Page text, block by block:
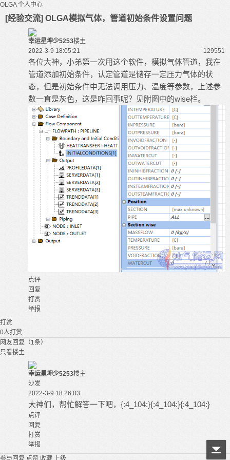
OLGA 个人中心
[经验交流] OLGA模拟气体，管道初始条件设置问题
幸运星坤少5253楼主
2022-3-9 18:05:21
129551
各位大神，小弟第一次用这个软件，模拟气体管道，我在
管道添加初始条件，认定管道是储存一定压力气体的状
态，但是初始条件中无法调用压力、温度等参数，上述参
数一直是灰色，这是咋回事呢？见附图中的wise栏。
点评
回复
打赏
举报
打赏
0人打赏
网友回复（1条）
只看楼主
幸运星坤少5253楼主
沙发
2022-3-9 18:26:03
大神们，帮忙解答一下吧，{:4_104:}{:4_104:}{:4_104:}
点评
回复
打赏
举报